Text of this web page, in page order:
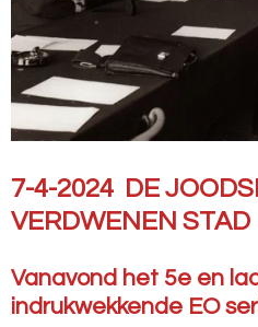
7-4-2024 DE
VERDWENEN STAD
Vanavond het 5e en
indrukwekkende EO